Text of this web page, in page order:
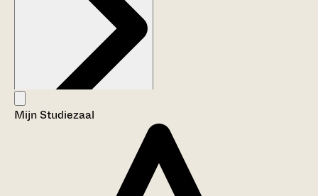
Aanwijzingen voor de gebruiker
Mijn Studiezaal